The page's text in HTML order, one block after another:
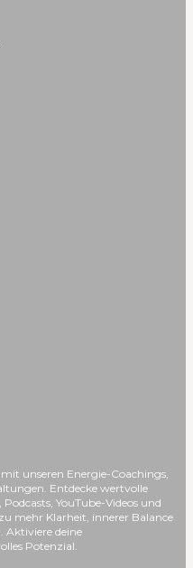
unseren Energie-Coachings,
Entdecke wertvolle
YouTube-Videos und
mehr Klarheit, innerer Balance
Aktiviere deine
Potenzial.